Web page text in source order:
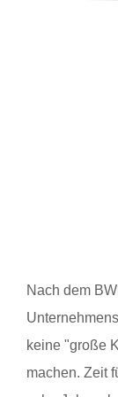
Nach dem
keine "große
machen. Zeit